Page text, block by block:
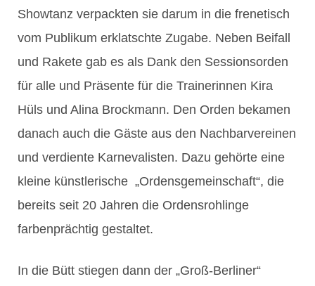
Showtanz verpackten sie darum in die frenetisch
vom Publikum erklatschte Zugabe. Neben Beifall
und Rakete gab es als Dank den Sessionsorden
für alle und Präsente für die Trainerinnen Kira
Hüls und Alina Brockmann. Den Orden bekamen
danach auch die Gäste aus den Nachbarvereinen
und verdiente Karnevalisten. Dazu gehörte eine
kleine künstlerische „Ordensgemeinschaft“, die
bereits seit 20 Jahren die Ordensrohlinge
farbenprächtig gestaltet.
In die Bütt stiegen dann der „Groß-Berliner“